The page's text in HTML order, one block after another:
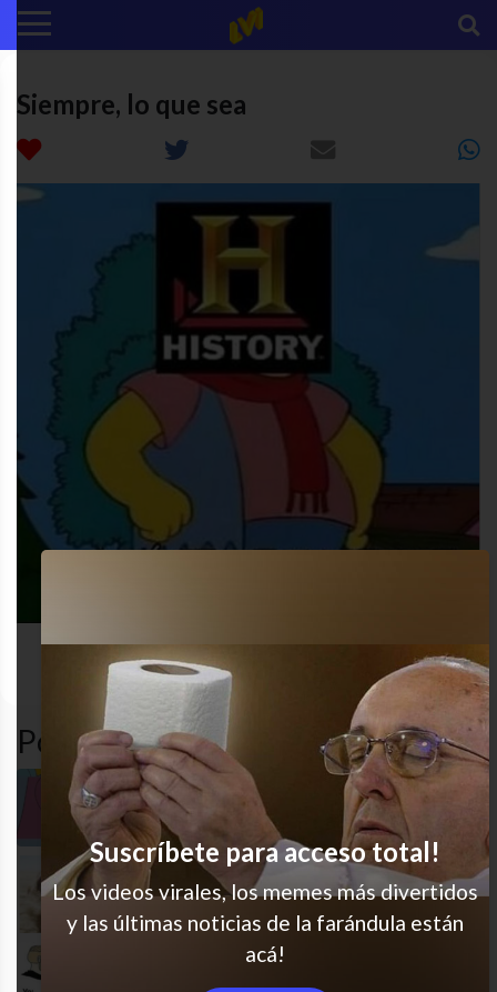
Siempre, lo que sea
humor MEME
Popular en LVI
Amor puro
Quién le preguntó, señora?
Suscríbete para acceso total!
Los videos virales, los memes más divertidos
y las últimas noticias de la farándula están
acá!